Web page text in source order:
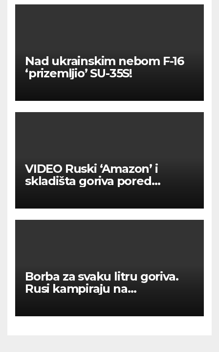
Nad ukrainskim nebom F-16
‘prizemljio’ SU-35S!
VIDEO Ruski ‘Amazon’ i
skladišta goriva pored
Borba za svaku litru goriva.
Rusi kampiraju na